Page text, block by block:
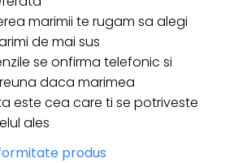
marimii te rugam sa alegi
de mai sus
se onfirma telefonic si
daca marimea
este cea care ti se potriveste
ales
produs